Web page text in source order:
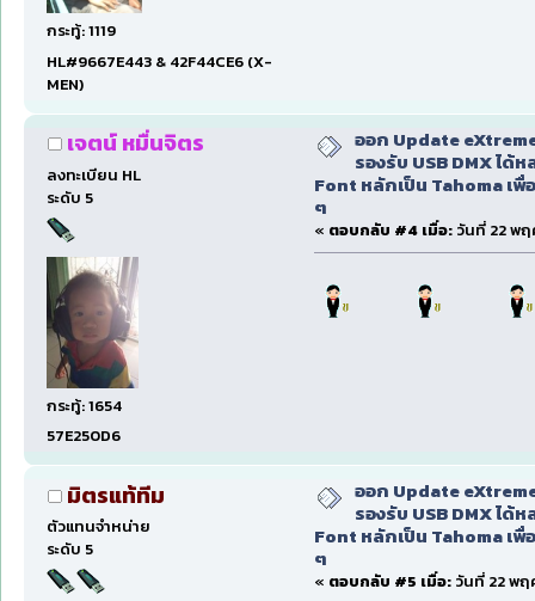
กระทู้: 1119
HL#9667E443 & 42F44CE6 (X-
MEN)
เจตน์ หมื่นจิตร
ลงทะเบียน HL
ระดับ 5
กระทู้: 1654
57E250D6
ออก Update
รองรับ USB DMX ได้
Font หลักเป็น Tahoma เพื่
ๆ
« ตอบกลับ #4 เมื่อ: วันที่ 22 พฤ
มิตรแท้ทีม
ตัวแทนจำหน่าย
ระดับ 5
ออก Update
รองรับ USB DMX ได้
Font หลักเป็น Tahoma เพื่
ๆ
« ตอบกลับ #5 เมื่อ: วันที่ 22 พฤ